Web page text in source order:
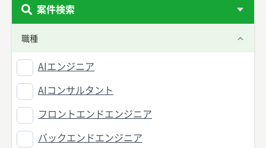
案件検索
職種
AIエンジニア
AIコンサルタント
フロントエンドエンジニア
バックエンドエンジニア